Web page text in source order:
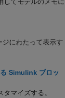
にわたって表示す
Simulink ブロッ
マイズする。